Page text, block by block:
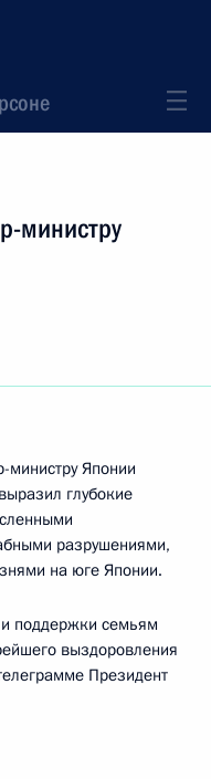
министру
Японии
глубокие
разрушениями,
на юге Японии.
и поддержки семьям
выздоровления
Президент